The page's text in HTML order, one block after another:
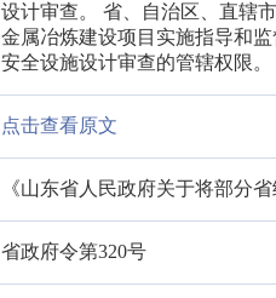
设计审查。 省、自治区、直辖
金属冶炼建设项目实施指导和
安全设施设计审查的管辖权限。
点击查看原文
《山东省人民政府关于将部分
省政府令第320号